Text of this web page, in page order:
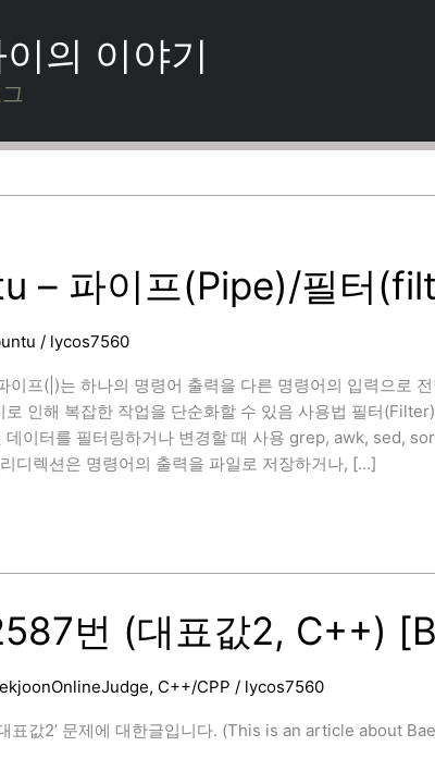
의 이야기
– 파이프(Pipe)/필터
/ lycos7560
이프(|)는 하나의 명령어 출력을 다른 명령어의 입력으로
로 인해 복잡한 작업을 단순화할 수 있음 사용법 필터
데이터를 필터링하거나 변경할 때 사용 grep, awk, sed,
디렉션은 명령어의 출력을 파일로 저장하거나, […]
번 (대표값2, C++)
, C++/CPP / lycos7560
표값2’ 문제에 대한글입니다. (This is an article about